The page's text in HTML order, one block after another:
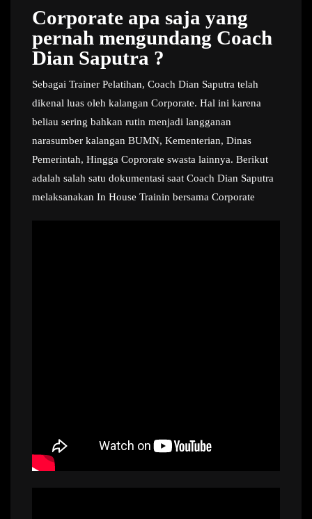
Corporate apa saja yang
pernah mengundang Coach
Dian Saputra ?
Sebagai Trainer Pelatihan, Coach Dian Saputra telah
dikenal luas oleh kalangan Corporate. Hal ini karena
beliau sering bahkan rutin menjadi langganan
narasumber kalangan BUMN, Kementerian, Dinas
Pemerintah, Hingga Coprorate swasta lainnya. Berikut
adalah salah satu dokumentasi saat Coach Dian Saputra
melaksanakan In House Trainin bersama Corporate